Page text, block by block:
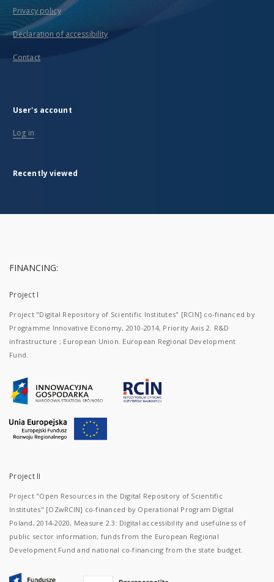
Privacy policy
Declaration of accessibility
Contact
User's account
Log in
Recently viewed
FINANCING:
Project I
Project "Digital Repository of Scientific Institutes" [RCIN] co-financed by
Programme Innovative Economy, 2010-2014, Priority Axis 2. R&D
infrastructure ; European Union. European Regional Development
Fund.
Project II
Project "Open Resources in the Digital Repository of Scientific
Institutes" [OZwRCIN] co-financed by Operational Program Digital
Poland, 2014-2020, Measure 2.3: Digital accessibility and usefulness of
public sector information; funds from the European Regional
Development Fund and national co-financing from the state budget.